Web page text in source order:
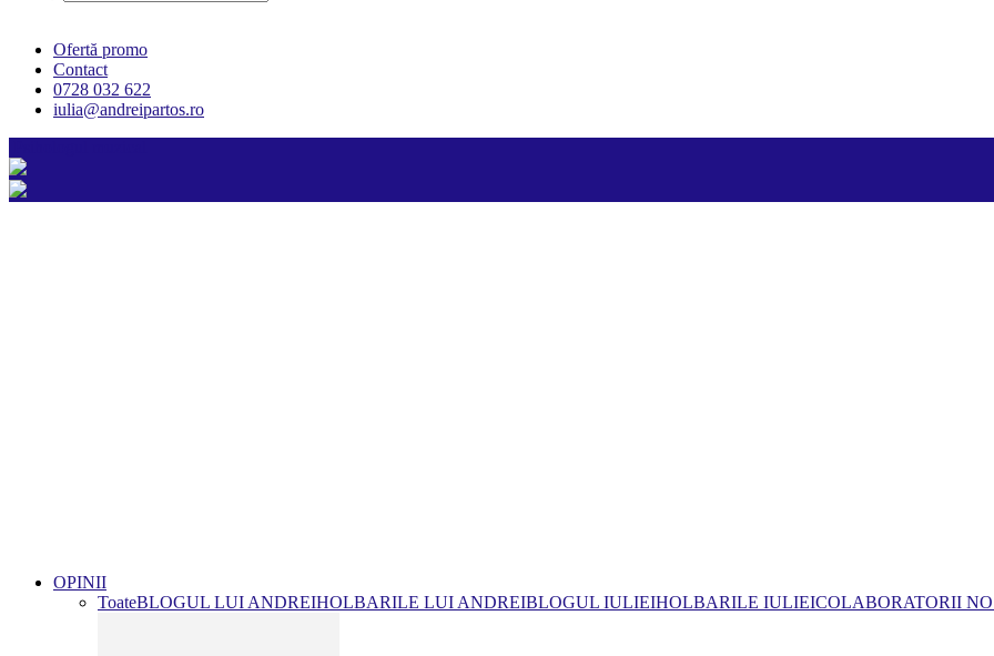
Ofertă promo
Contact
0728 032 622
iulia@andreipartos.ro
OPINII
ToateBLOGUL LUI ANDREIHOLBARILE LUI ANDREIBLOGUL IULIEIHOLBARILE IULIEICOLABORATORII